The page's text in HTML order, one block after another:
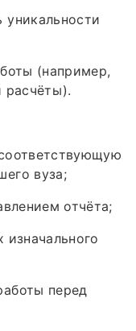
(например,
расчёты).
вуза;
отчёта;
перед